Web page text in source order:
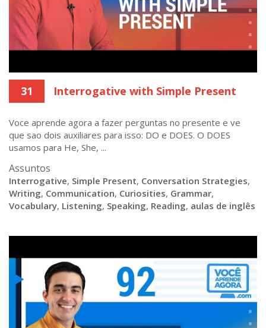
31 Interrogative with Simple Present
Voce aprende agora a fazer perguntas no presente e ve
que sao dois auxiliares para isso: DO e DOES. O DOES
usamos para He, She, ...
Assuntos
Interrogative, Simple Present, Conversation Strategies,
Writing, Communication, Curiosities, Grammar,
Vocabulary, Listening, Speaking, Reading, aulas de inglês